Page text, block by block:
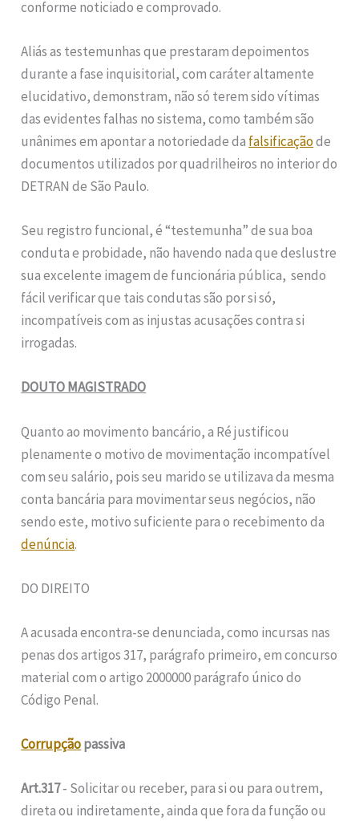
conforme noticiado e comprovado.
Aliás as testemunhas que prestaram depoimentos
durante a fase inquisitorial, com caráter altamente
elucidativo, demonstram, não só terem sido vítimas
das evidentes falhas no sistema, como também são
unânimes em apontar a notoriedade da falsificaçãode
documentos utilizados por quadrilheiros no interior do
DETRAN de São Paulo.
Seu registro funcional, é “testemunha” de sua boa
conduta e probidade, não havendo nada que deslustre
sua excelente imagem de funcionária pública, sendo
fácil verificar que tais condutas são por si só,
incompatíveis com as injustas acusações contra si
irrogadas.
DOUTO MAGISTRADO
Quanto ao movimento bancário, a Ré justificou
plenamente o motivo de movimentação incompatível
com seu salário, pois seu marido se utilizava da mesma
conta bancária para movimentar seus negócios, não
sendo este, motivo suficiente para o recebimento da
denúncia.
DO DIREITO
A acusada encontra-se denunciada, como incursas nas
penas dos artigos 317, parágrafo primeiro, em concurso
material com o artigo 2000000 parágrafo único do
Código Penal.
Corrupçãopassiva
Art.317‑ Solicitar ou receber, para si ou para outrem,
direta ou indiretamente, ainda que fora da função ou